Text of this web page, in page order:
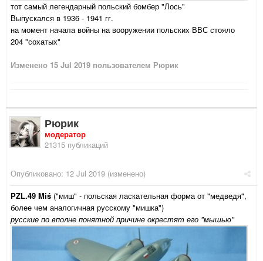
тот самый легендарный польский бомбер "Лось"
Выпускался в 1936 - 1941 гг.
на момент начала войны на вооружении польских ВВС стояло
204 "сохатых"
Изменено 15 Jul 2019 пользователем Рюрик
Рюрик
модератор
21315 публикаций
Опубликовано: 12 Jul 2019 (изменено)
PZL.49 Miś ("миш" - польская ласкательная форма от "медведя",
более чем аналогичная русскому "мишка")
русские по вполне понятной причине окрестят его "мышью"